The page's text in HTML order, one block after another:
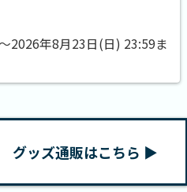
2026年8月23日(日) 23:59ま
グッズ通販はこちら ▶